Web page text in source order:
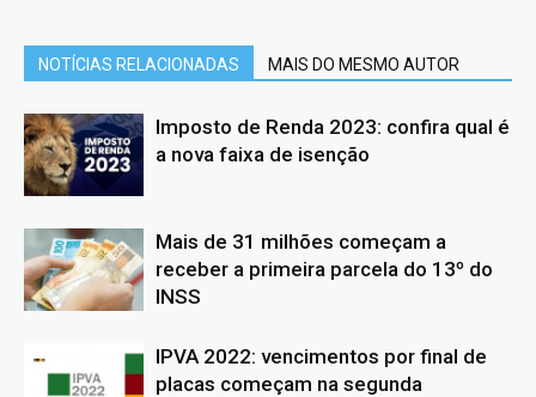
NOTÍCIAS RELACIONADAS MAIS DO MESMO AUTOR
Imposto de Renda 2023: confira qual é
a nova faixa de isenção
Mais de 31 milhões começam a
receber a primeira parcela do 13º do
INSS
IPVA 2022: vencimentos por final de
placas começam na segunda